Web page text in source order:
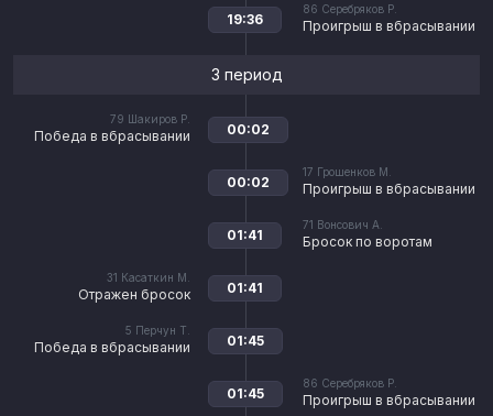
86 Серебряков Р.
Проигрыш в вбрасывании
19:36
3 период
79 Шакиров Р.
Победа в вбрасывании 00:02
17 Грошенков М.
Проигрыш в вбрасывании
00:02
71 Вонсович А.
Бросок по воротам
01:41
31 Касаткин М.
Отражен бросок 01:41
5 Перчун Т.
Победа в вбрасывании 01:45
86 Серебряков Р.
Проигрыш в вбрасывании
01:45